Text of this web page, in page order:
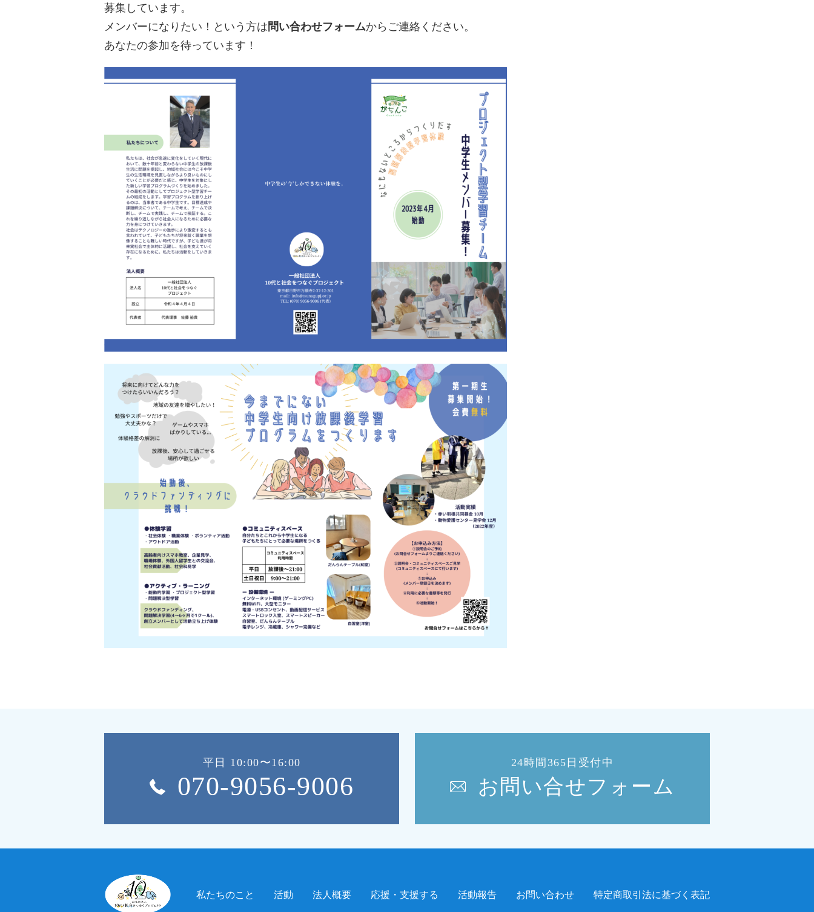
募集しています。
メンバーになりたい！という方は 問い合わせフォームからご連絡ください。
あなたの参加を待っています！
平日 10:00〜16:00
070-9056-9006
24時間365日受付中
お問い合せフォーム
私たちのこと 活動 法人概要 応援・支援する 活動報告 お問い合わせ 特定商取引法に基づく表記